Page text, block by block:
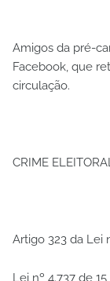
Amigos da pré-
Facebook, que
circulação.
CRIME
Artigo 323 da Lei
Lei nº 4.737 de